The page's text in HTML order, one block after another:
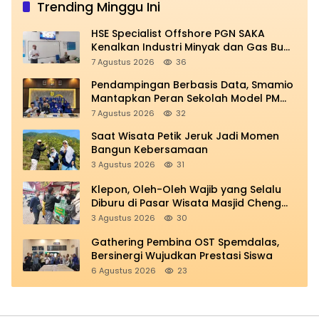
Trending Minggu Ini
HSE Specialist Offshore PGN SAKA
Kenalkan Industri Minyak dan Gas Bumi
di Spemdalas
7 Agustus 2026 36
Pendampingan Berbasis Data, Smamio
Mantapkan Peran Sekolah Model PM
dan KKA
7 Agustus 2026 32
Saat Wisata Petik Jeruk Jadi Momen
Bangun Kebersamaan
3 Agustus 2026 31
Klepon, Oleh-Oleh Wajib yang Selalu
Diburu di Pasar Wisata Masjid Cheng
Hoo
3 Agustus 2026 30
Gathering Pembina OST Spemdalas,
Bersinergi Wujudkan Prestasi Siswa
6 Agustus 2026 23